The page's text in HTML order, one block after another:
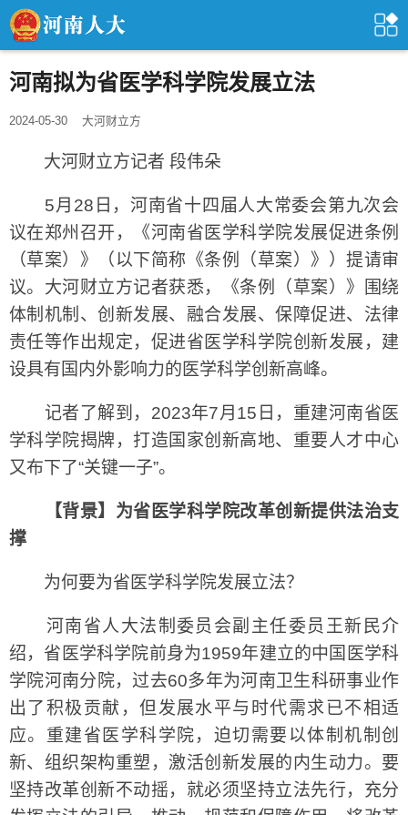
河南拟为省医学科学院发展立法
2024-05-30 大河财立方
大河财立方记者 段伟朵
5月28日，河南省十四届人大常委会第九次会
议在郑州召开，《河南省医学科学院发展促进条例
（草案）》（以下简称《条例（草案）》）提请审
议。大河财立方记者获悉，《条例（草案）》围绕
体制机制、创新发展、融合发展、保障促进、法律
责任等作出规定，促进省医学科学院创新发展，建
设具有国内外影响力的医学科学创新高峰。
记者了解到，2023年7月15日，重建河南省医
学科学院揭牌，打造国家创新高地、重要人才中心
又布下了“关键一子”。
【背景】为省医学科学院改革创新提供法治支
撑
为何要为省医学科学院发展立法？
河南省人大法制委员会副主任委员王新民介
绍，省医学科学院前身为1959年建立的中国医学科
学院河南分院，过去60多年为河南卫生科研事业作
出了积极贡献，但发展水平与时代需求已不相适
应。重建省医学科学院，迫切需要以体制机制创
新、组织架构重塑，激活创新发展的内生动力。要
坚持改革创新不动摇，就必须坚持立法先行，充分